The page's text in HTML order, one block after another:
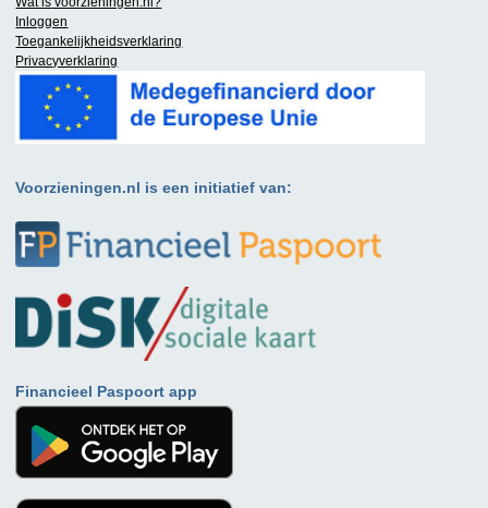
Inloggen
Toegankelijkheidsverklaring
Privacyverklaring
Voorzieningen.nl is een initiatief van:
Financieel Paspoort app